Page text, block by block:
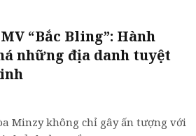
“Bắc Bling”: Hành
những địa danh tuyệt
Minzy không chỉ gây ấn tượng với